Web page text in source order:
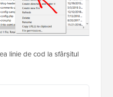
linie de cod la sfârșitul